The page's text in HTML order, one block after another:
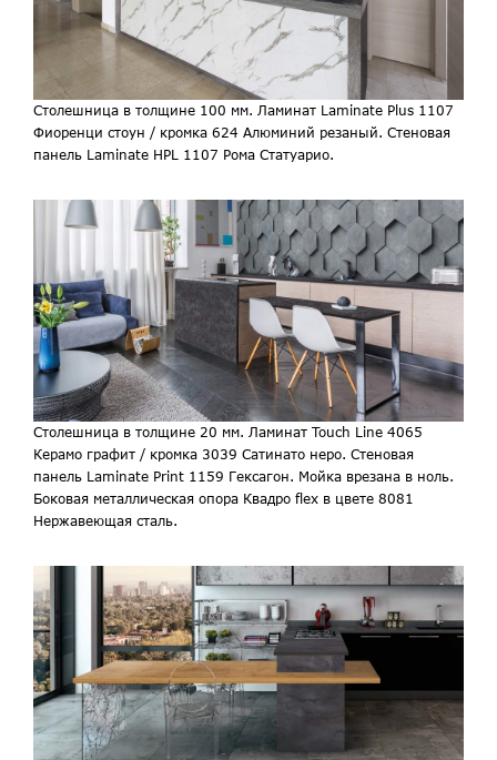
Столешница в толщине 100 мм. Ламинат Laminate Plus 1107
Фиоренци стоун / кромка 624 Алюминий резаный. Стеновая
панель Laminate HPL 1107 Рома Статуарио.
Столешница в толщине 20 мм. Ламинат Touch Line 4065
Керамо графит / кромка 3039 Сатинато неро. Стеновая
панель Laminate Print 1159 Гексагон. Мойка врезана в ноль.
Боковая металлическая опора Квадро flex в цвете 8081
Нержавеющая сталь.